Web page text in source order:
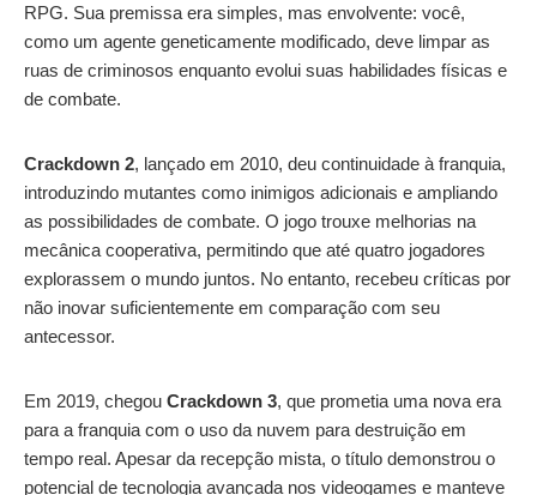
RPG. Sua premissa era simples, mas envolvente: você,
como um agente geneticamente modificado, deve limpar as
ruas de criminosos enquanto evolui suas habilidades físicas e
de combate.
Crackdown 2, lançado em 2010, deu continuidade à franquia,
introduzindo mutantes como inimigos adicionais e ampliando
as possibilidades de combate. O jogo trouxe melhorias na
mecânica cooperativa, permitindo que até quatro jogadores
explorassem o mundo juntos. No entanto, recebeu críticas por
não inovar suficientemente em comparação com seu
antecessor.
Em 2019, chegou Crackdown 3, que prometia uma nova era
para a franquia com o uso da nuvem para destruição em
tempo real. Apesar da recepção mista, o título demonstrou o
potencial de tecnologia avançada nos videogames e manteve